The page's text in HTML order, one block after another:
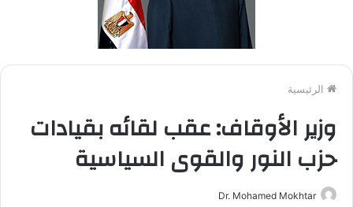
الرئيسية
وزير الأوقاف: عقب لقائه بقيادات
حزب النور والقوى السياسية
Dr. Mohamed Mokhtar